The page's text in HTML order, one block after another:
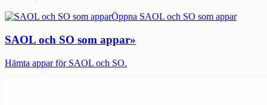
Öppna SAOL och SO som appar
SAOL och SO som appar»
Hämta appar för SAOL och SO.